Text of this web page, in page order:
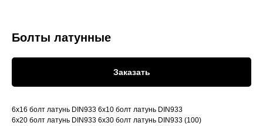
Болты латунные
Заказать
6х16 болт латунь DIN933 6х10 болт латунь DIN933
6х20 болт латунь DIN933 6х30 болт латунь DIN933 (100)